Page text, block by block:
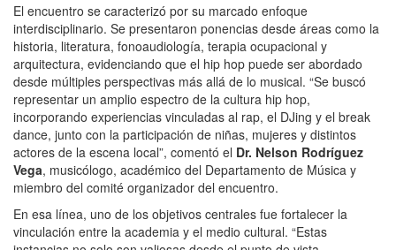
El encuentro se caracterizó por su marcado enfoque
interdisciplinario. Se presentaron ponencias desde áreas como la
historia, literatura, fonoaudiología, terapia ocupacional y
arquitectura, evidenciando que el hip hop puede ser abordado
desde múltiples perspectivas más allá de lo musical. “Se buscó
representar un amplio espectro de la cultura hip hop,
incorporando experiencias vinculadas al rap, el DJing y el break
dance, junto con la participación de niñas, mujeres y distintos
actores de la escena local”, comentó el Dr. Nelson Rodríguez
Vega, musicólogo, académico del Departamento de Música y
miembro del comité organizador del encuentro.
En esa línea, uno de los objetivos centrales fue fortalecer la
vinculación entre la academia y el medio cultural. “Estas